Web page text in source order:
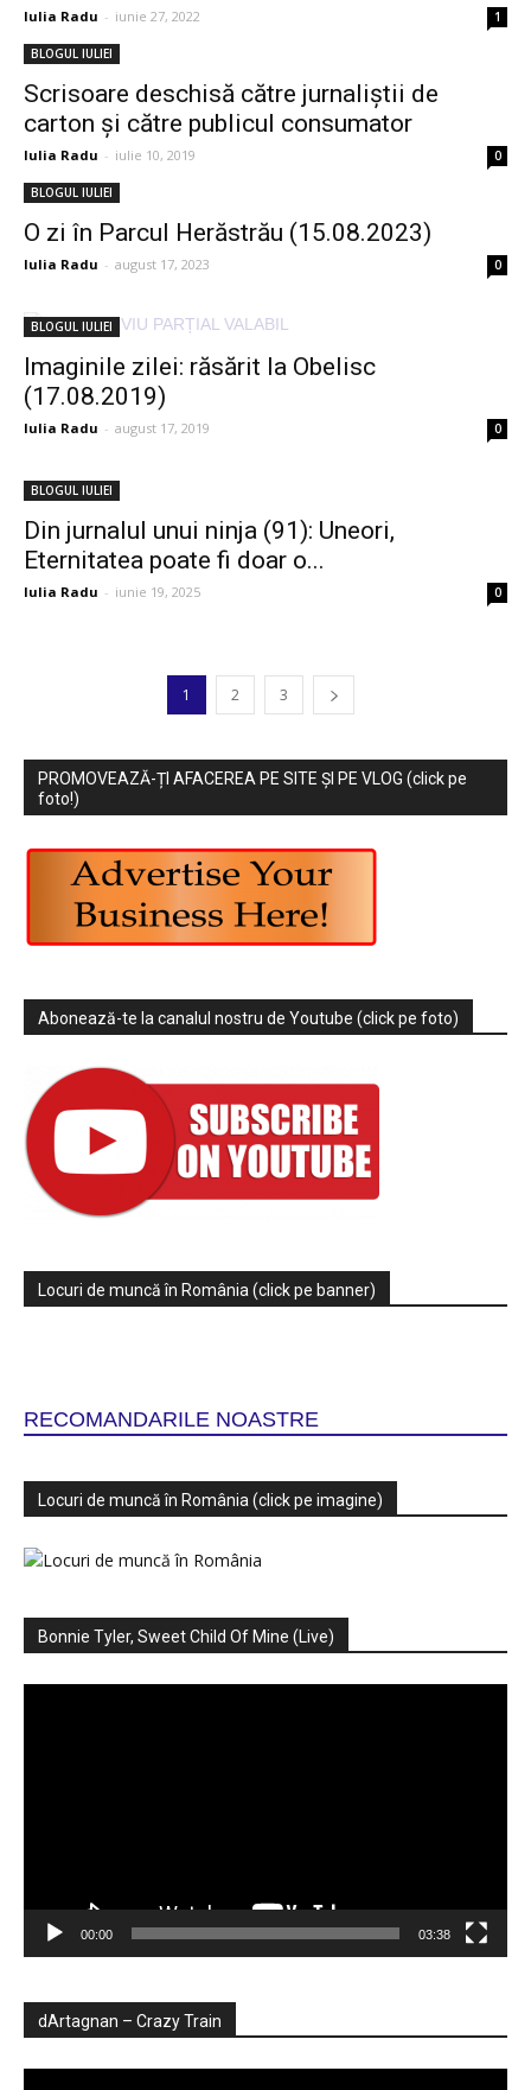
Iulia Radu - iunie 27, 2022 1
BLOGUL IULIEI
Scrisoare deschisă către jurnaliștii de
carton și către publicul consumator
Iulia Radu - iulie 10, 2019 0
BLOGUL IULIEI
O zi în Parcul Herăstrău (15.08.2023)
Iulia Radu - august 17, 2023 0
BLOGUL IULIEI
Imaginile zilei: răsărit la Obelisc
(17.08.2019)
Iulia Radu - august 17, 2019 0
BLOGUL IULIEI
Din jurnalul unui ninja (91): Uneori,
Eternitatea poate fi doar o...
Iulia Radu - iunie 19, 2025 0
1 2 3
PROMOVEAZĂ-ȚI AFACEREA PE SITE ȘI PE VLOG (click pe
foto!)
Abonează-te la canalul nostru de Youtube (click pe foto)
Locuri de muncă în România (click pe banner)
RECOMANDARILE NOASTRE
Locuri de muncă în România (click pe imagine)
Bonnie Tyler, Sweet Child Of Mine (Live)
00:00 03:38
dArtagnan – Crazy Train